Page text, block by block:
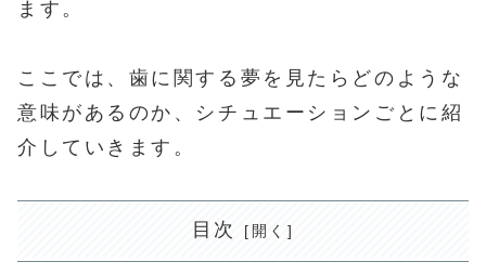
ます。
ここでは、歯に関する夢を見たらどのような
意味があるのか、シチュエーションごとに紹
介していきます。
目次